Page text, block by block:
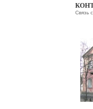
Связь